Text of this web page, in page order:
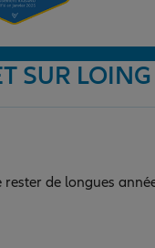
SUR LOING
de longues